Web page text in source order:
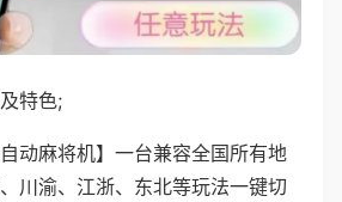
特色;
自动麻将机】一台兼容全国所有地
川渝、江浙、东北等玩法一键切